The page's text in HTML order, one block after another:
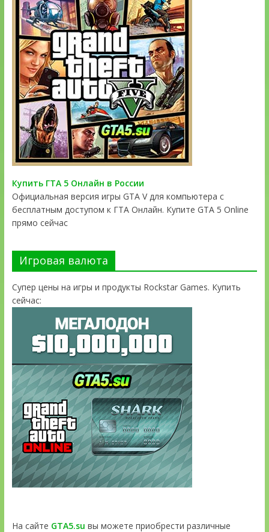
Купить ГТА 5 Онлайн в России
Официальная версия игры GTA V для компьютера с
бесплатным доступом к ГТА Онлайн. Купите GTA 5 Online
прямо сейчас
Игровая валюта
Супер цены на игры и продукты Rockstar Games. Купить
сейчас:
На сайте GTA5.su вы можете приобрести различные